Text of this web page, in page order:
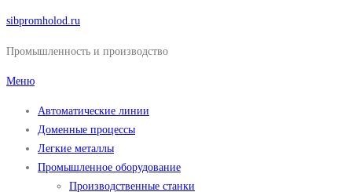
Перейти
содержимому
sibpromholod.ru
Промышленность и производство
Меню
Автоматические линии
Доменные процессы
Легкие металлы
Промышленное оборудование
Производственные станки